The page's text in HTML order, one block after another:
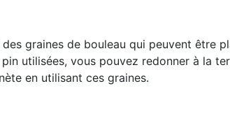
graines de bouleau qui peuvent être
utilisées, vous pouvez redonner à la
en utilisant ces graines.